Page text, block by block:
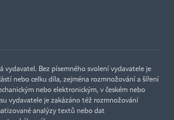
vydavatel. Bez písemného svolení vydavatele je
nebo celku díla, zejména rozmnožování a šíření
nebo elektronickým, v českém nebo
vydavatele je zakázáno též rozmnožování
analýzy textů nebo dat